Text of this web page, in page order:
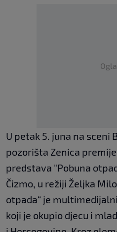
U petak 5. juna na sceni
pozorišta Zenica
predstava "Pobuna
Čizmo, u režiji Željka
otpada“ je
koji je okupio djecu i